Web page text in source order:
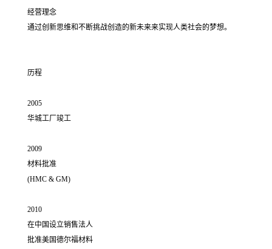
经营理念
通过创新思维和不断挑战创造的新未来来实现人类社会的梦想。
历程
2005
华城工厂竣工
2009
材料批准
(HMC & GM)
2010
在中国设立销售法人
批准美国德尔福材料